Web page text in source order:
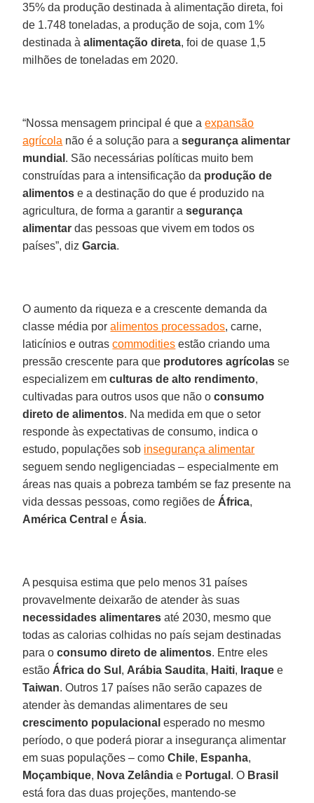
35% da produção destinada à alimentação direta, foi
de 1.748 toneladas, a produção de soja, com 1%
destinada àalimentação direta, foi de quase 1,5
milhões de toneladas em 2020.
“Nossa mensagem principal é que aexpansão
agrícola não é a solução para asegurança alimentar
mundial . São necessárias políticas muito bem
construídas para a intensificação da produção de
alimentos e a destinação do que é produzido na
agricultura, de forma a garantir asegurança
alimentar das pessoas que vivem em todos os
países”, dizGarcia.
O aumento da riqueza e a crescente demanda da
classe média poralimentos processados, carne,
laticínios e outrascommodities estão criando uma
pressão crescente para que produtores agrícolas se
especializem emculturas de alto rendimento,
cultivadas para outros usos que não oconsumo
direto de alimentos. Na medida em que o setor
responde às expectativas de consumo, indica o
estudo, populações sob insegurança alimentar
seguem sendo negligenciadas – especialmente em
áreas nas quais a pobreza também se faz presente na
vida dessas pessoas, como regiões de África,
América Central e Ásia.
A pesquisa estima que pelo menos 31 países
provavelmente deixarão de atender às suas
necessidades alimentares até 2030, mesmo que
todas as calorias colhidas no país sejam destinadas
para oconsumo direto de alimentos. Entre eles
estão África do Sul , Arábia Saudita, Haiti, Iraque e
Taiwan. Outros 17 países não serão capazes de
atender às demandas alimentares de seu
crescimento populacional esperado no mesmo
período, o que poderá piorar a insegurança alimentar
em suas populações – comoChile, Espanha,
Moçambique, Nova Zelândia e Portugal . O Brasil
está fora das duas projeções, mantendo-se